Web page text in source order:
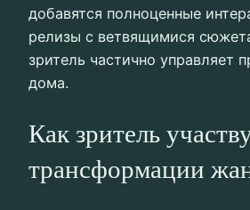
добавятся полноценные
релизы с ветвящимися
зритель частично управляет
дома.
Как зритель
трансформации